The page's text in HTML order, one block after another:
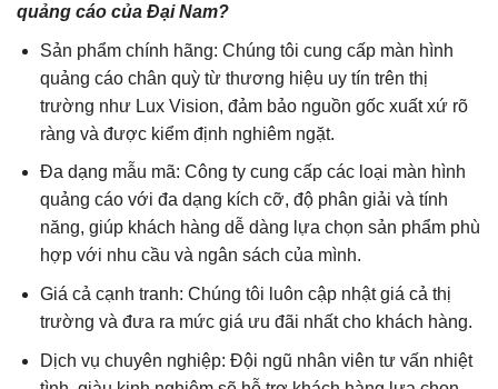
quảng cáo của Đại Nam?
Sản phẩm chính hãng: Chúng tôi cung cấp màn hình
quảng cáo chân quỳ từ thương hiệu uy tín trên thị
trường như Lux Vision, đảm bảo nguồn gốc xuất xứ rõ
ràng và được kiểm định nghiêm ngặt.
Đa dạng mẫu mã: Công ty cung cấp các loại màn hình
quảng cáo với đa dạng kích cỡ, độ phân giải và tính
năng, giúp khách hàng dễ dàng lựa chọn sản phẩm phù
hợp với nhu cầu và ngân sách của mình.
Giá cả cạnh tranh: Chúng tôi luôn cập nhật giá cả thị
trường và đưa ra mức giá ưu đãi nhất cho khách hàng.
Dịch vụ chuyên nghiệp: Đội ngũ nhân viên tư vấn nhiệt